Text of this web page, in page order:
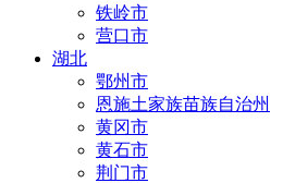
铁岭市
营口市
湖北
鄂州市
恩施土家族苗族自治州
黄冈市
黄石市
荆门市